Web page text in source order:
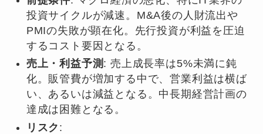
投資サイクルが減速。M&A後の人財流出や
PMIの失敗が顕在化。先行投資が利益を圧迫
するコスト要因となる。
売上・利益予測 : 売上成長率は5%未満に鈍
化。販管費が増加する中で、営業利益は横ば
い、あるいは減益となる。中長期経営計画の
達成は困難となる。
リスク :